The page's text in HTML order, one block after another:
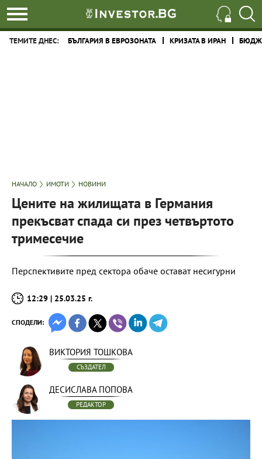
ТЕМИТЕ ДНЕС: БЪЛГАРИЯ В ЕВРОЗОНАТА КРИЗАТА В ИРАН
НАЧАЛО ИМОТИ НОВИНИ
Цените на жилищата в Германия
прекъсват спада си през четвъртото
тримесечие
Перспективите пред сектора обаче остават несигурни
12:29 | 25.03.25 г.
СПОДЕЛИ:
ВИКТОРИЯ ТОШКОВА
СЪЗДАТЕЛ
ДЕСИСЛАВА ПОПОВА
РЕДАКТОР